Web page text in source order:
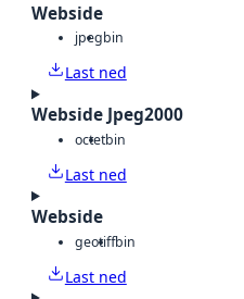
Webside
jpegbin
Last ned
Webside Jpeg2000
octetbin
Last ned
Webside
geotiffbin
Last ned